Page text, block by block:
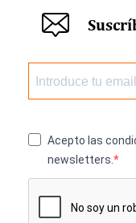
Acepto las
newsletters.